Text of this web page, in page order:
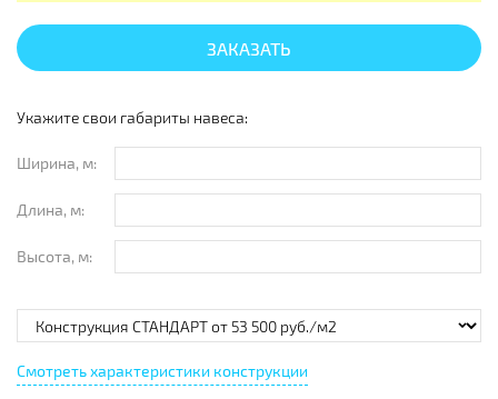
ЗАКАЗАТЬ
Укажите свои габариты навеса:
Ширина, м:
Длина, м:
Высота, м:
Смотреть характеристики конструкции